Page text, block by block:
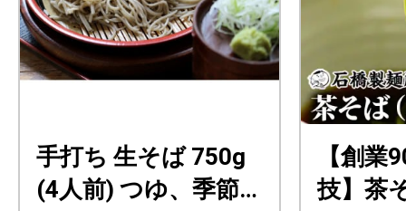
手打ち 生そば 750g
(4人前) つゆ、季節
【創業
技】茶